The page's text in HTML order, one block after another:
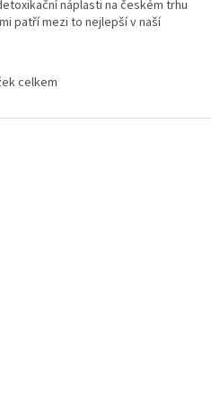
náplasti na českém trhu
patří mezi to nejlepší v naší
O
l
celkem